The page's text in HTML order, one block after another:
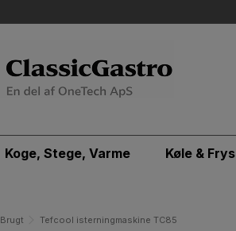
Koge, Stege, Varme Køle & Frys
Brugt Tefcool isterningmaskine TC85